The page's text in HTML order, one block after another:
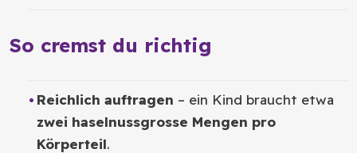
So cremst du richtig
Reichlich auftragen – ein Kind braucht etwa
zwei haselnussgrosse Mengen pro
Körperteil.